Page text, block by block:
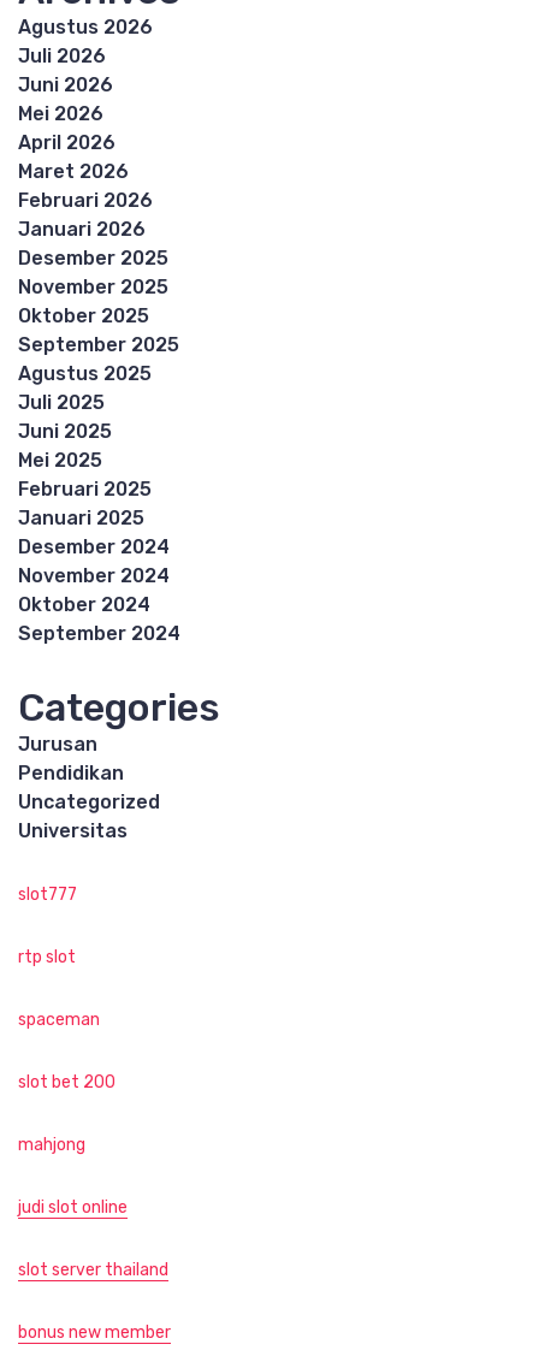
Agustus 2026
Juli 2026
Juni 2026
Mei 2026
April 2026
Maret 2026
Februari 2026
Januari 2026
Desember 2025
November 2025
Oktober 2025
September 2025
Agustus 2025
Juli 2025
Juni 2025
Mei 2025
Februari 2025
Januari 2025
Desember 2024
November 2024
Oktober 2024
September 2024
Categories
Jurusan
Pendidikan
Uncategorized
Universitas
slot777
rtp slot
spaceman
slot bet 200
mahjong
judi slot online
slot server thailand
bonus new member